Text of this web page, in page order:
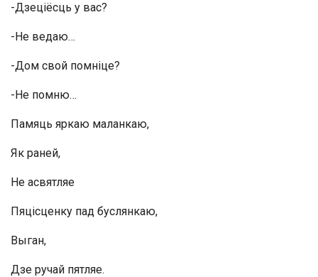
-Дзеціёсць у вас?
-Не ведаю…
-Дом свой помніце?
-Не помню…
Памяць яркаю маланкаю,
Як раней,
Не асвятляе
Пяцісценку пад буслянкаю,
Выган,
Дзе ручай пятляе.